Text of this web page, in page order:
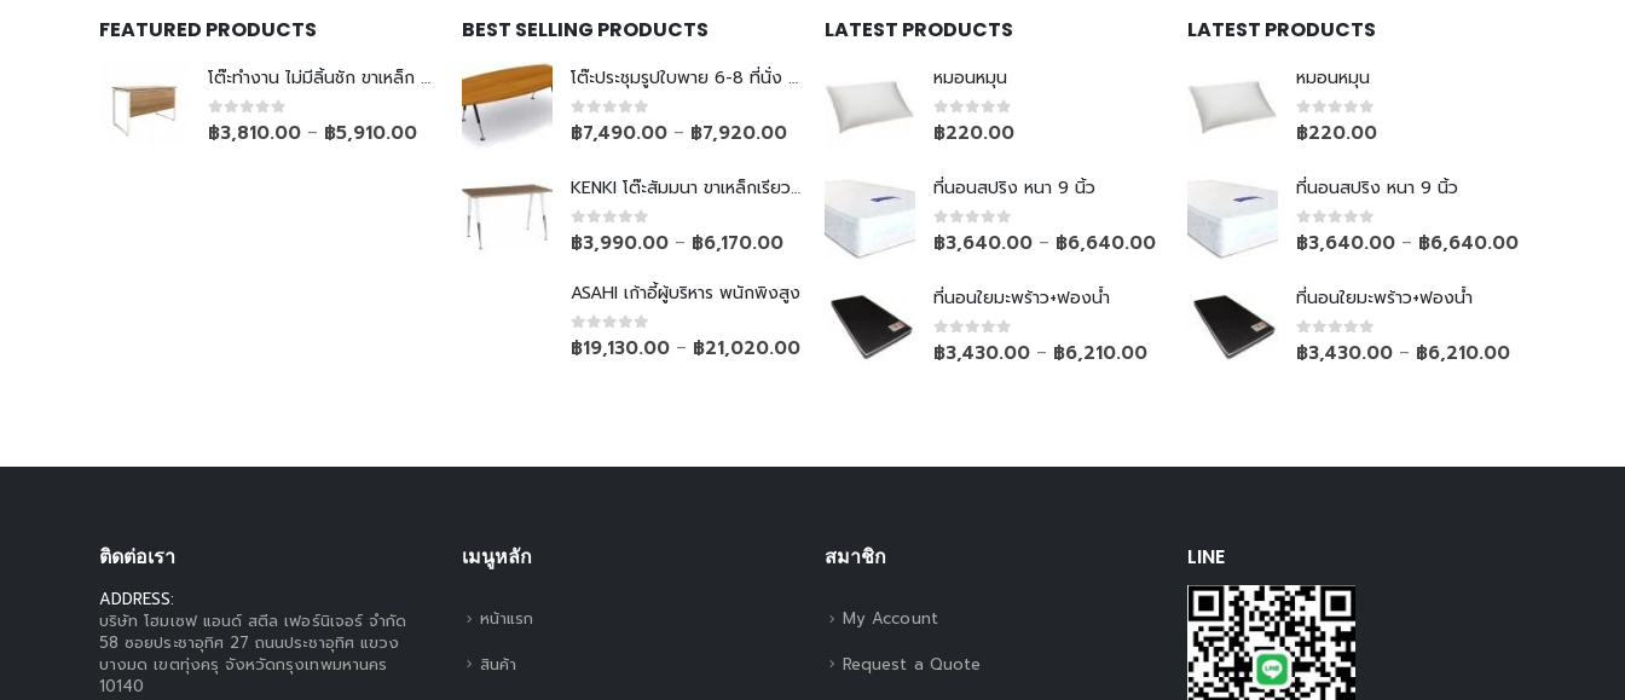
FEATURED PRODUCTS
โต๊ะทำงาน ไม่มีลิ้นชัก ขาเหล็ก Top ยกลอย
0out of 5
฿3,810.00 – ฿5,910.00
BEST SELLING PRODUCTS
โต๊ะประชุมรูปใบพาย 6-8 ที่นั่ง ขาเหล็กเรียว
0out of 5
฿7,490.00 – ฿7,920.00
KENKI โต๊ะสัมมนา ขาเหล็กเรียวพับไม่ได้
0out of 5
฿3,990.00 – ฿6,170.00
ASAHI เก้าอี้ผู้บริหาร พนักพิงสูง
0out of 5
฿19,130.00 – ฿21,020.00
LATEST PRODUCTS
หมอนหมุน
0out of 5
฿220.00
ที่นอนสปริง หนา 9 นิ้ว
0out of 5
฿3,640.00 – ฿6,640.00
ที่นอนใยมะพร้าว+ฟองน้ำ
0out of 5
฿3,430.00 – ฿6,210.00
LATEST PRODUCTS
หมอนหมุน
0out of 5
฿220.00
ที่นอนสปริง หนา 9 นิ้ว
0out of 5
฿3,640.00 – ฿6,640.00
ที่นอนใยมะพร้าว+ฟองน้ำ
0out of 5
฿3,430.00 – ฿6,210.00
ติดต่อเรา
ADDRESS:
บริษัท โฮมเซฟ แอนด์ สตีล เฟอร์นิเจอร์ จำกัด
58 ซอยประชาอุทิศ 27 ถนนประชาอุทิศ แขวง
บางมด เขตทุ่งครุ จังหวัดกรุงเทพมหานคร
10140
เมนูหลัก
หน้าแรก
สินค้า
สมาชิก
My Account
Request a Quote
LINE